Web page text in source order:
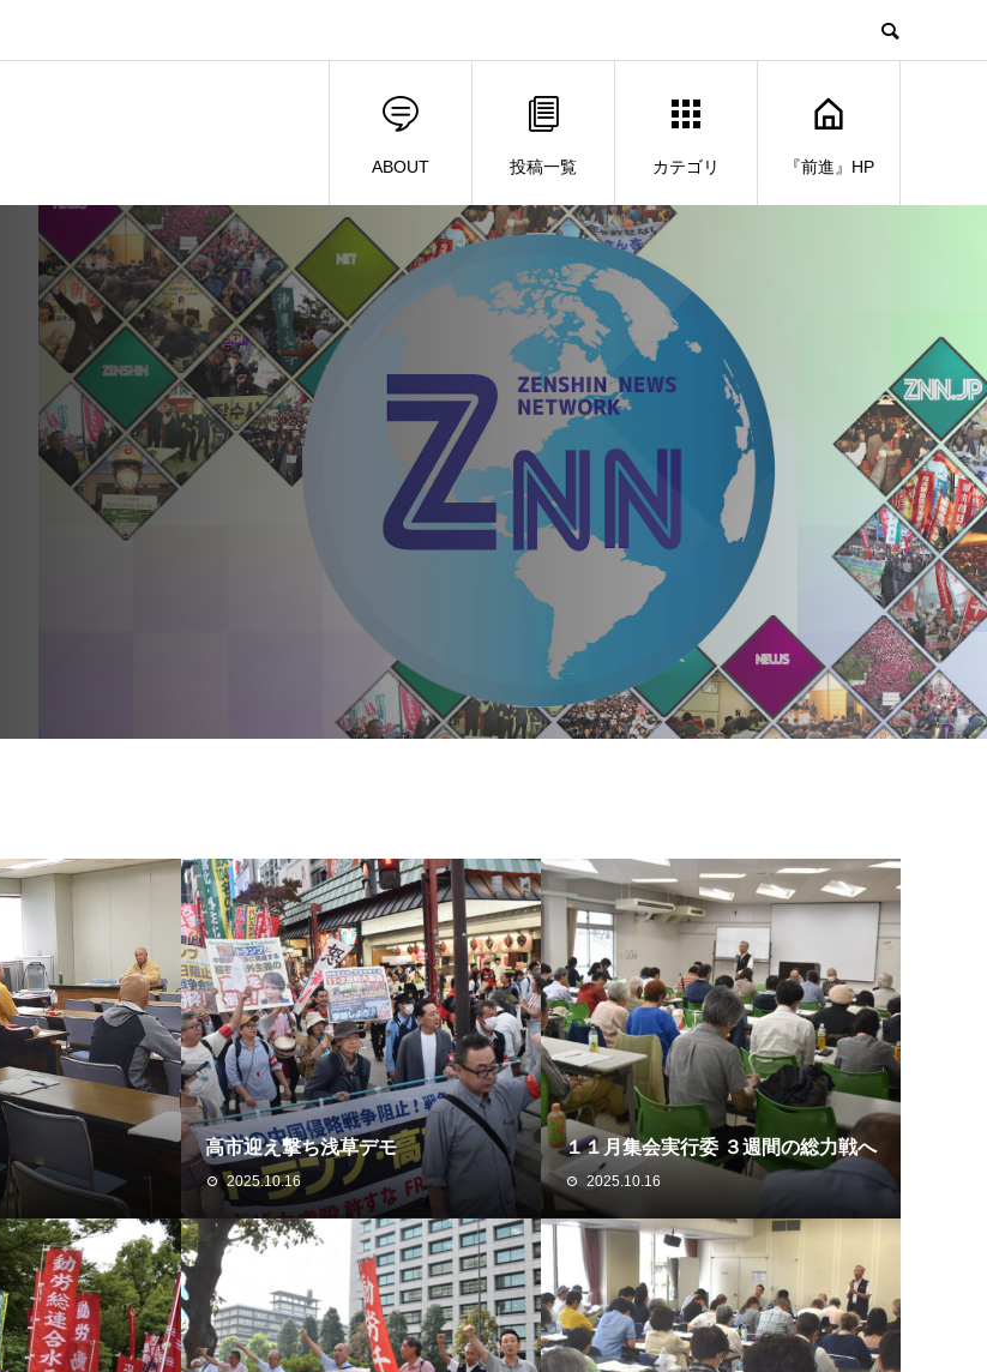
ABOUT 投稿一覧 カテゴリ 『前進』HP
高市迎え撃ち浅草デモ
2025.10.16
１１月集会実行委 ３週間の総力戦へ
2025.10.16